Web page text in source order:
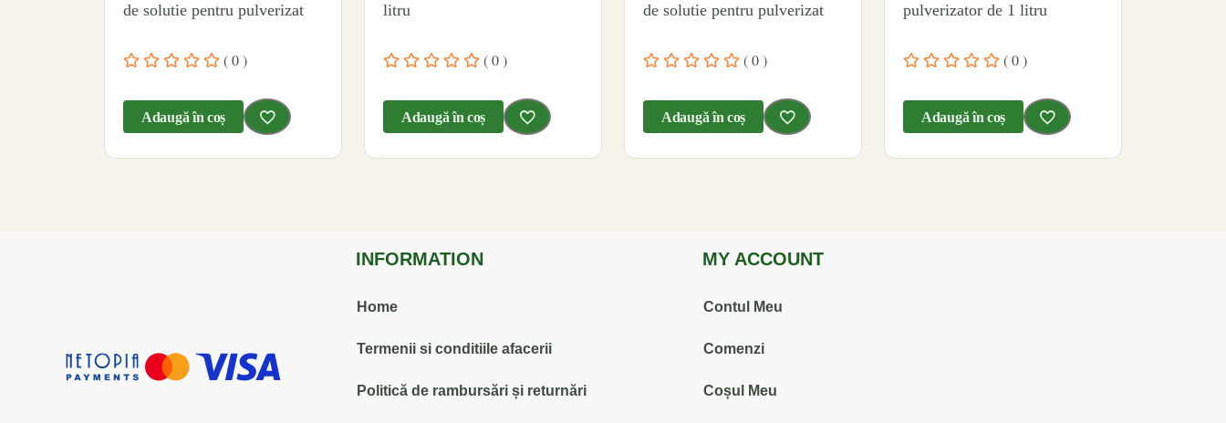
de solutie pentru pulverizat
( 0 )
Adaugă în coș
litru
( 0 )
Adaugă în coș
de solutie pentru pulverizat
( 0 )
Adaugă în coș
pulverizator de 1 litru
( 0 )
Adaugă în coș
INFORMATION
Home
Termenii si conditiile afacerii
Politică de rambursări și returnări
MY ACCOUNT
Contul Meu
Comenzi
Coșul Meu